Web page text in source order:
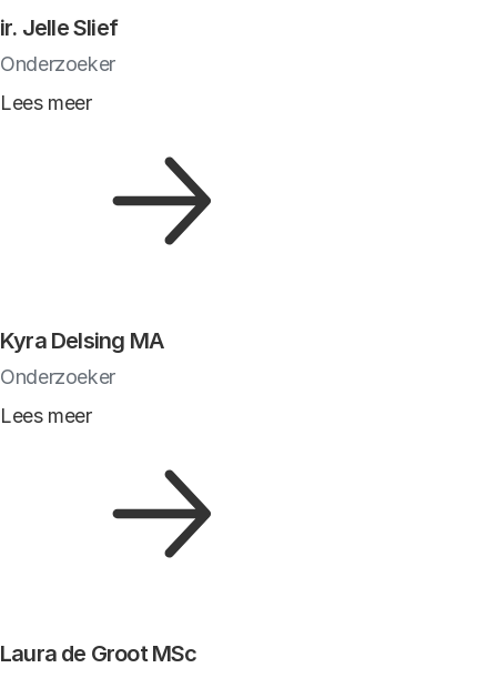
ir. Jelle Slief
Onderzoeker
Lees meer
Kyra Delsing MA
Onderzoeker
Lees meer
Laura de Groot MSc